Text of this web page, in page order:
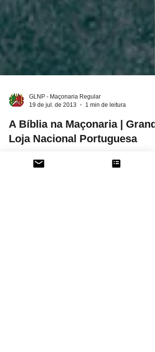
GLNP - Maçonaria Regular
19 de jul. de 2013
1 min de leitura
A Bíblia na Maçonaria |